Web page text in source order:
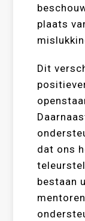
plaats
Dit
dat ons
bestaan